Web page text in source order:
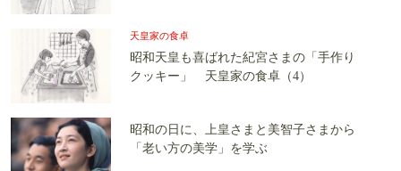
天皇家の食卓
昭和天皇も喜ばれた紀宮さまの「手作り
クッキー」 天皇家の食卓（4）
昭和の日に、上皇さまと美智子さまから
「老い方の美学」を学ぶ